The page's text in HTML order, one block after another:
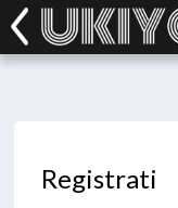
Registrati